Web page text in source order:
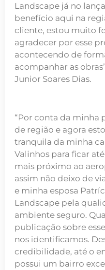
Landscape já no
benefício aqui na
cliente, estou muito
agradecer por esse
acontecendo de
acompanhar as
Junior Soares Dias.
“Por conta da minha
de região e agora
tranquila da minha
Valinhos para ficar
mais próximo ao
assim não deixo de
e minha esposa
Landscape pela
ambiente seguro.
publicação sobre
nos identificamos.
credibilidade, até o
possui um bairro